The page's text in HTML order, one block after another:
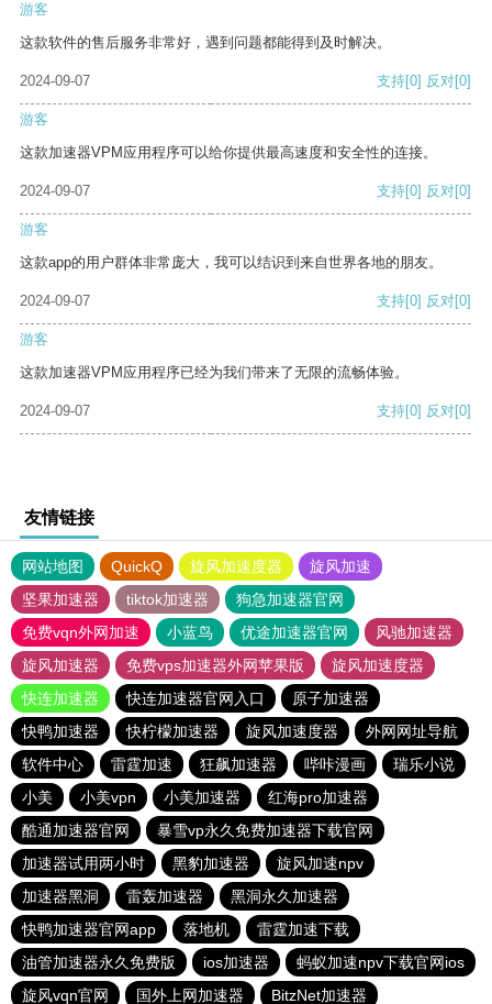
游客
这款软件的售后服务非常好，遇到问题都能得到及时解决。
2024-09-07 支持[0] 反对[0]
游客
这款加速器VPM应用程序可以给你提供最高速度和安全性的连接。
2024-09-07 支持[0] 反对[0]
游客
这款app的用户群体非常庞大，我可以结识到来自世界各地的朋友。
2024-09-07 支持[0] 反对[0]
游客
这款加速器VPM应用程序已经为我们带来了无限的流畅体验。
2024-09-07 支持[0] 反对[0]
友情链接
网站地图 QuickQ 旋风加速度器
旋风加速
坚果加速器
tiktok加速器
狗急加速器官网
免费vqn外网加速
小蓝鸟 优途加速器官网
风驰加速器
旋风加速器
免费vps加速器外网苹果版
旋风加速度器
快连加速器
快连加速器官网入口
原子加速器
快鸭加速器
快柠檬加速器 旋风加速度器
外网网址导航
软件中心
雷霆加速 狂飙加速器 哔咔漫画
瑞乐小说
小美
小美vpn 小美加速器
红海pro加速器
酷通加速器官网
暴雪vp永久免费加速器下载官网
加速器试用两小时
黑豹加速器
旋风加速npv
加速器黑洞
雷轰加速器
黑洞永久加速器
快鸭加速器官网app
落地机
雷霆加速下载
油管加速器永久免费版
ios加速器
蚂蚁加速npv下载官网ios
旋风vqn官网
国外上网加速器 BitzNet加速器